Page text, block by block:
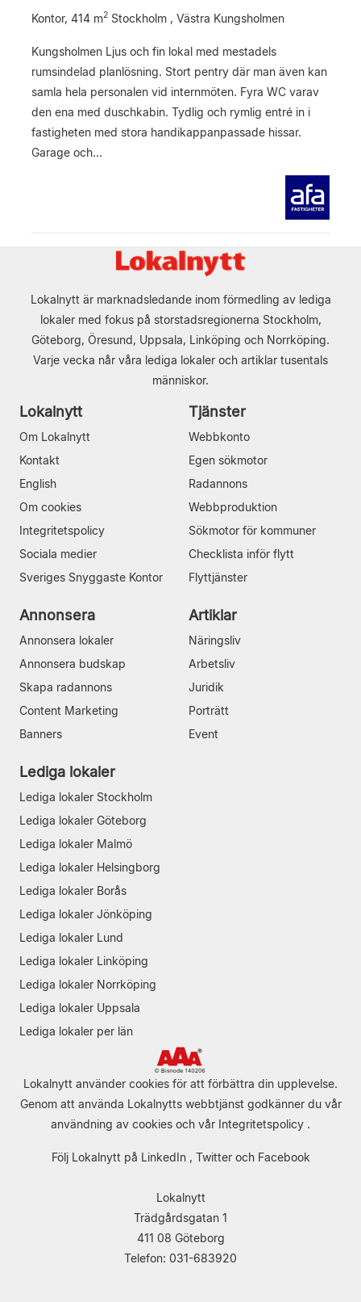
Kontor, 414 m2 Stockholm , Västra Kungsholmen
Kungsholmen Ljus och fin lokal med mestadels
rumsindelad planlösning. Stort pentry där man även kan
samla hela personalen vid internmöten. Fyra WC varav
den ena med duschkabin. Tydlig och rymlig entré in i
fastigheten med stora handikappanpassade hissar.
Garage och...
Lokalnytt är marknadsledande inom förmedling av lediga
lokaler med fokus på storstadsregionerna Stockholm,
Göteborg, Öresund, Uppsala, Linköping och Norrköping.
Varje vecka når våra lediga lokaler och artiklar tusentals
människor.
Lokalnytt
Om Lokalnytt
Kontakt
English
Om cookies
Integritetspolicy
Sociala medier
Sveriges Snyggaste Kontor
Tjänster
Webbkonto
Egen sökmotor
Radannons
Webbproduktion
Sökmotor för kommuner
Checklista inför flytt
Flyttjänster
Annonsera
Annonsera lokaler
Annonsera budskap
Skapa radannons
Content Marketing
Banners
Artiklar
Näringsliv
Arbetsliv
Juridik
Porträtt
Event
Lediga lokaler
Lediga lokaler Stockholm
Lediga lokaler Göteborg
Lediga lokaler Malmö
Lediga lokaler Helsingborg
Lediga lokaler Borås
Lediga lokaler Jönköping
Lediga lokaler Lund
Lediga lokaler Linköping
Lediga lokaler Norrköping
Lediga lokaler Uppsala
Lediga lokaler per län
Lokalnytt använder cookies för att förbättra din upplevelse.
Genom att använda Lokalnytts webbtjänst godkänner du vår
användning av cookies och vår Integritetspolicy .
Följ Lokalnytt på LinkedIn, Twitteroch Facebook
Lokalnytt
Trädgårdsgatan 1
411 08 Göteborg
Telefon: 031-683920